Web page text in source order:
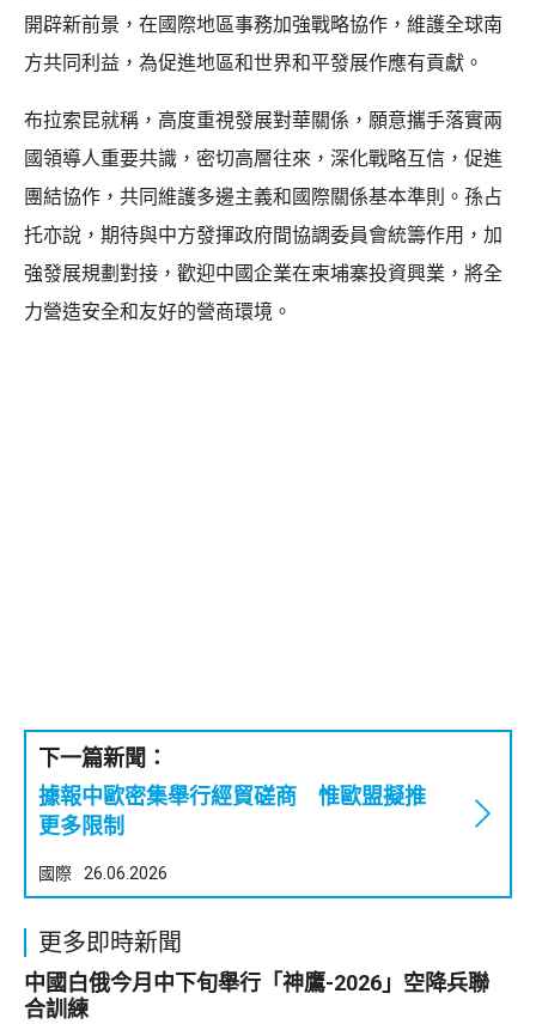
開辟新前景，在國際地區事務加強戰略協作，維護全球南
方共同利益，為促進地區和世界和平發展作應有貢獻。
布拉索昆就稱，高度重視發展對華關係，願意攜手落實兩
國領導人重要共識，密切高層往來，深化戰略互信，促進
團結協作，共同維護多邊主義和國際關係基本準則。孫占
托亦說，期待與中方發揮政府間協調委員會統籌作用，加
強發展規劃對接，歡迎中國企業在柬埔寨投資興業，將全
力營造安全和友好的營商環境。
下一篇新聞：
據報中歐密集舉行經貿磋商 惟歐盟擬推
更多限制
國際 26.06.2026
更多即時新聞
中國白俄今月中下旬舉行「神鷹-2026」空降兵聯
合訓練